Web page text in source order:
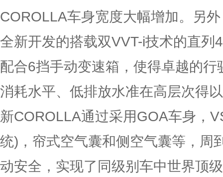
COROLLA车身宽度大幅增加。另
全新开发的搭载双VVT-i技术的直列
配合6挡手动变速箱，使得卓越的
消耗水平、低排放水准在高层次得
新COROLLA通过采用GOA车身，
统)，帘式空气囊和侧空气囊等，周
动安全，实现了同级别车中世界顶